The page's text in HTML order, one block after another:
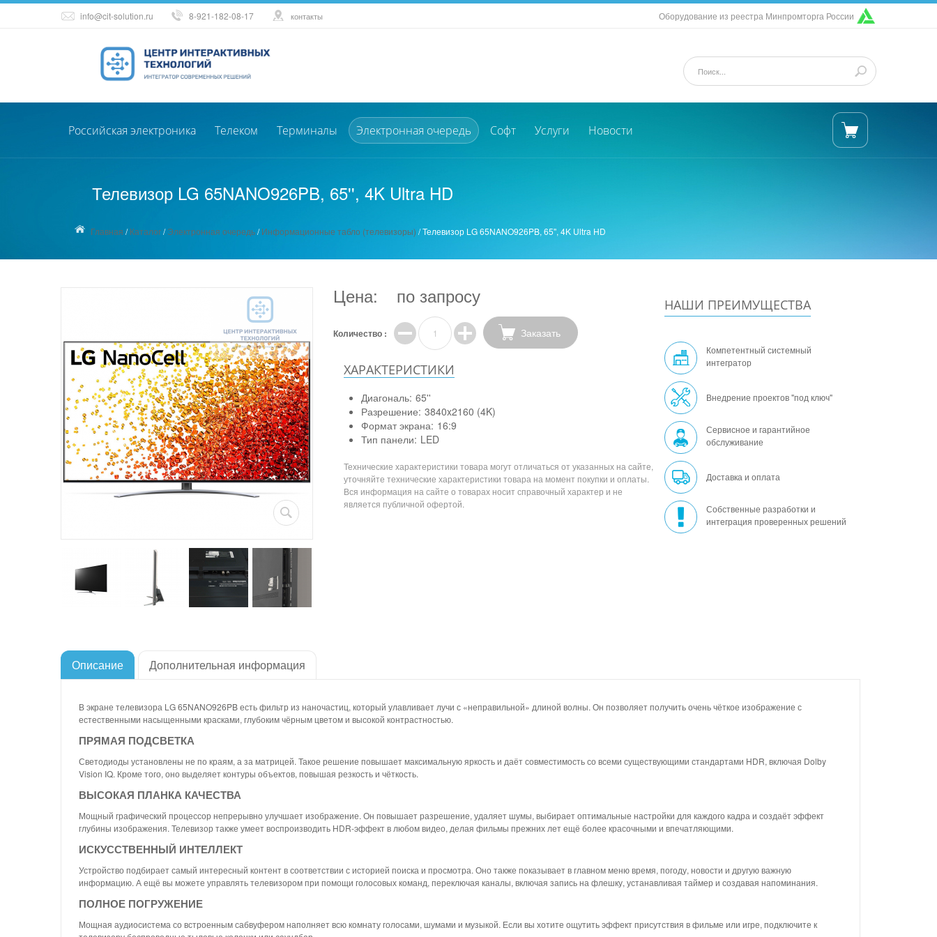
info@cit-solution.ru 8-921-182-08-17 контакты Оборудование из реестра Минпромторга России
Российская электроника Телеком Терминалы Электронная очередь Софт Услуги Новости
Телевизор LG 65NANO926PB, 65'', 4K Ultra HD
Главная /Каталог/Электронная очередь/Информационные табло (телевизоры) /Телевизор LG 65NANO926PB, 65'', 4K Ultra HD
Цена: по запросу
Количество : Заказать
ХАРАКТЕРИСТИКИ
Диагональ: 65''
Разрешение: 3840x2160 (4K)
Формат экрана: 16:9
Тип панели: LED
Технические характеристики товара могут отличаться от указанных на сайте,
уточняйте технические характеристики товара на момент покупки и оплаты.
Вся информация на сайте о товарах носит справочный характер и не
является публичной офертой.
НАШИ ПРЕИМУЩЕСТВА
Компетентный системный
интегратор
Внедрение проектов "под ключ"
Сервисное и гарантийное
обслуживание
Доставка и оплата
Собственные разработки и
интеграция проверенных решений
Описание Дополнительная информация
В экране телевизора LG 65NANO926PB есть фильтр из наночастиц, который улавливает лучи с «неправильной» длиной волны. Он позволяет получить очень чёткое изображение с
естественными насыщенными красками, глубоким чёрным цветом и высокой контрастностью.
ПРЯМАЯ ПОДСВЕТКА
Светодиоды установлены не по краям, а за матрицей. Такое решение повышает максимальную яркость и даёт совместимость со всеми существующими стандартами HDR, включая Dolby
Vision IQ. Кроме того, оно выделяет контуры объектов, повышая резкость и чёткость.
ВЫСОКАЯ ПЛАНКА КАЧЕСТВА
Мощный графический процессор непрерывно улучшает изображение. Он повышает разрешение, удаляет шумы, выбирает оптимальные настройки для каждого кадра и создаёт эффект
глубины изображения. Телевизор также умеет воспроизводить HDR-эффект в любом видео, делая фильмы прежних лет ещё более красочными и впечатляющими.
ИСКУССТВЕННЫЙ ИНТЕЛЛЕКТ
Устройство подбирает самый интересный контент в соответствии с историей поиска и просмотра. Оно также показывает в главном меню время, погоду, новости и другую важную
информацию. А ещё вы можете управлять телевизором при помощи голосовых команд, переключая каналы, включая запись на флешку, устанавливая таймер и создавая напоминания.
ПОЛНОЕ ПОГРУЖЕНИЕ
Мощная аудиосистема со встроенным сабвуфером наполняет всю комнату голосами, шумами и музыкой. Если вы хотите ощутить эффект присутствия в фильме или игре, подключите к